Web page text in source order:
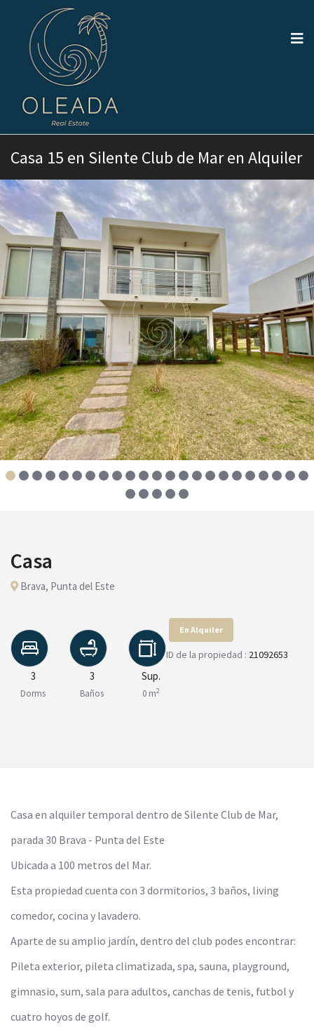
Casa 15 en Silente Club de Mar en Alquiler
Casa
Brava, Punta del Este
3
Dorms
3
Baños
Sup.
0 m2
En Alquiler
ID de la propiedad : 21092653
Casa en alquiler temporal dentro de Silente Club de Mar,
parada 30 Brava - Punta del Este
Ubicada a 100 metros del Mar.
Esta propiedad cuenta con 3 dormitorios, 3 baños, living
comedor, cocina y lavadero.
Aparte de su amplio jardín, dentro del club podes encontrar:
Pileta exterior, pileta climatizada, spa, sauna, playground,
gimnasio, sum, sala para adultos, canchas de tenis, futbol y
cuatro hoyos de golf.